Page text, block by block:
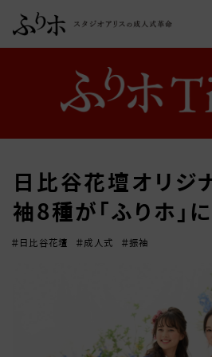
日比谷花壇オリジ
袖8種が「ふりホ」
＃日比谷花壇 ＃成人式 ＃振袖